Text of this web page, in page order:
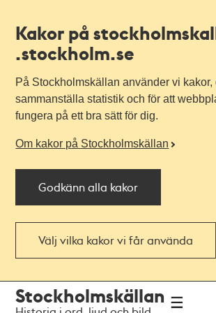
Kakor på
.stockholm.se
På Stockholmskällan använder vi kakor,
sammanställa statistik och för att
fungera på ett bra sätt för dig.
Om kakor på Stockholmskällan
Godkänn alla kakor
Välj vilka kakor vi får använda
navigationen
huvudinnehållet
Stockholmskällan